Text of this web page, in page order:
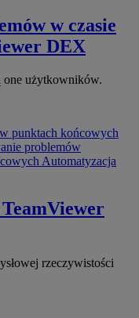
w czasie
DEX
one użytkowników.
punktach końcowych
problemów
Automatyzacja
TeamViewer
rzeczywistości